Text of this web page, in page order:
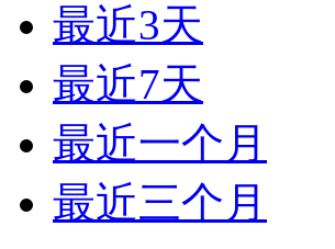
最近3天
最近7天
最近一个月
最近三个月